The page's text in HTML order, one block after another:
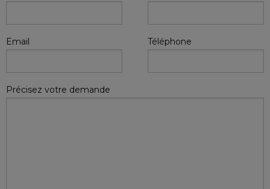
Email Téléphone
Précisez votre demande